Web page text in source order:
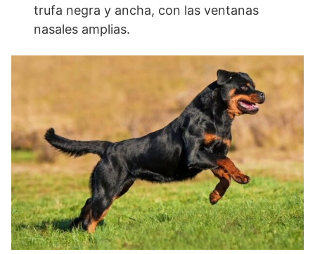
trufa negra y ancha, con las ventanas
nasales amplias.